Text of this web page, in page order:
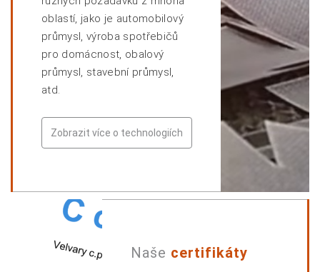
oblastí, jako je automobilový
průmysl, výroba spotřebičů
pro domácnost, obalový
průmysl, stavební průmysl,
atd.
Zobrazit více o technologiích
Naše certifikáty